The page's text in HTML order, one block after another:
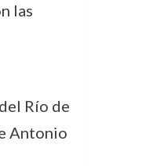
las
Río de
Antonio